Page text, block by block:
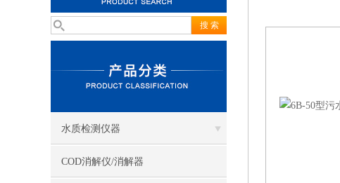
水质检测仪器
COD消解仪/消解器